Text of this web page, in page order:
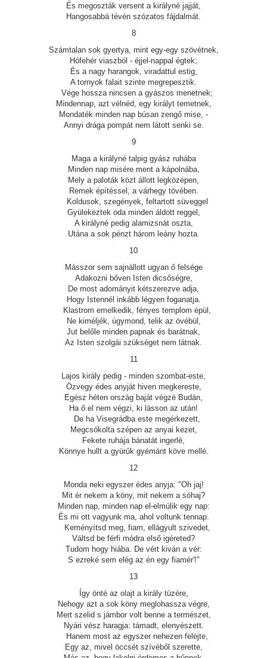
És megoszták versent a királyné jajját,
Hangosabbá tévén szózatos fájdalmát.
8
Számtalan sok gyertya, mint egy-egy szövétnek,
Hófehér viaszból - éjjel-nappal égtek;
És a nagy harangok, viradattul estig,
A tornyok falait szinte megrepesztik.
Vége hossza nincsen a gyászos menetnek;
Mindennap, azt vélnéd, egy királyt temetnek,
Mondaték minden nap búsan zengő mise, -
Annyi drága pompát nem látott senki se.
9
Maga a királyné talpig gyász ruhába
Minden nap misére ment a kápolnába,
Mely a paloták közt állott legközépen,
Remek építéssel, a várhegy tövében.
Koldusok, szegények, feltartott süveggel
Gyülekeztek oda minden áldott reggel,
A királyné pedig alamizsnát oszta,
Utána a sok pénzt három leány hozta.
10
Másszor sem sajnállott ugyan ő felsége
Adakozni bőven Isten dicsőségre,
De most adományit kétszerezve adja,
Hogy Istennél inkább légyen foganatja.
Klastrom emelkedik, fényes templom épül,
Ne kiméljék, úgymond, telik az övébül,
Jut belőle minden papnak és barátnak,
Az Isten szolgái szükséget nem látnak.
11
Lajos király pedig - minden szombat-este,
Özvegy édes anyját hiven megkereste,
Egész héten ország baját végzé Budán,
Ha ő el nem végzi, ki lásson az után!
De ha Visegrádba este megérkezett,
Megcsókolta szépen az anyai kezet,
Fekete ruhája bánatát ingerlé,
Könnye hullt a gyürűk gyémánt köve mellé.
12
Monda neki egyszer édes anyja: "Oh jaj!
Mit ér nekem a köny, mit nekem a sóhaj?
Minden nap, minden nap el-elmúlik egy nap:
És mi ott vagyunk ma, ahol voltunk tennap.
Keményítsd meg, fiam, ellágyult szivedet,
Váltsd be férfi módra első igéreted?
Tudom hogy hiába. De vért kiván a vér:
S ezreké sem elég az én egy fiamér'!"
13
Így önté az olajt a király tüzére,
Nehogy azt a sok köny meglohassza végre,
Mert szelid s jámbor volt benne a természet,
Nyári vész haragja: támadt, elenyészett.
Hanem most az egyszer nehezen felejte,
Egy az, mivel öccsét szívéből szerette,